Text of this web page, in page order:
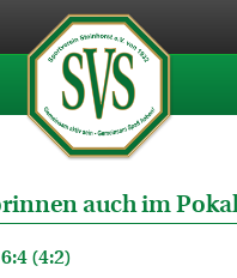
auch im
(4:2)